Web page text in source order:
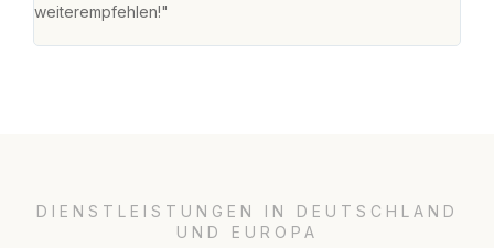
weiterempfehlen!"
DIENSTLEISTUNGEN IN DEUTSCHLAND
UND EUROPA